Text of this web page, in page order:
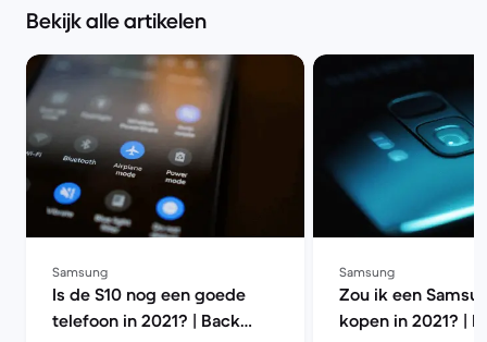
Bekijk alle artikelen
Samsung
Is de S10 nog een goede
telefoon in 2021? | Back
Samsung
Zou ik een
kopen in 2021? |